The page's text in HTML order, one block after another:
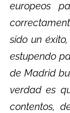
europeos
sido un
estupendo
de Madrid
verdad es
contentos,